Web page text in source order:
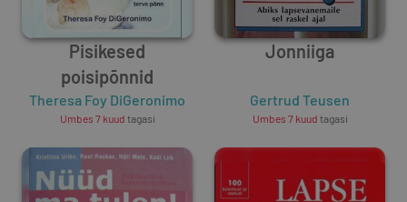
Pisikesed
poisipõnnid
Theresa Foy DiGeronimo
Umbes 7 kuud tagasi
Jonniiga
Gertrud Teusen
Umbes 7 kuud tagasi